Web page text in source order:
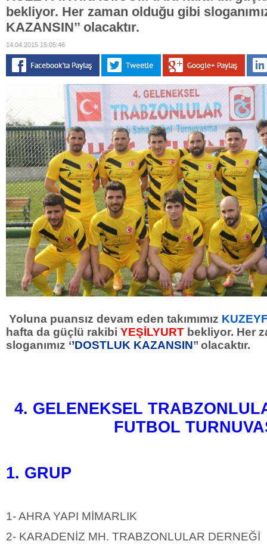
bekliyor. Her zaman olduğu gibi
KAZANSIN’’ olacaktır.
14.04.2015 15:05:46
Yoluna puansız devam eden takımımız
hafta da güçlü rakibi YEŞİLYURT bekliyor. Her
sloganımız ‘’DOSTLUK KAZANSIN’’ olacaktır.
4. GELENEKSEL
FUTBOL
1. GRUP
1- AHRA YAPI MİMARLIK
2- KARADENİZ MH. TRABZONLULAR DERNEĞİ